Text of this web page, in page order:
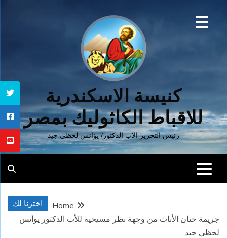
كنيسة الاسكندرية
للاقباط الكاثوليك بمصر
رئيس التحرير الاب الدكتور/ يؤانس لحظي جيد
اخترنا لك
Home
جريمة ختان الأناث من وجهة نظر مسيحية للأب الدكتور يوأنس
لحظي جيد